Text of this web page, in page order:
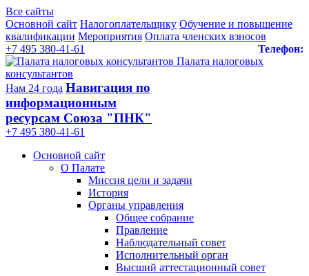
Все сайты
Основной сайт Налогоплательщику Обучение и повышение
квалификации Мероприятия Оплата членских взносов
Телефон:
+7 495 380-41-61
Палата налоговых
консультантов
Нам 24 года Навигация по
информационным
ресурсам Союза "ПНК"
+7 495 380‑41‑61
Основной сайт
О Палате
Миссия цели и задачи
История
Органы управления
Общее собрание
Правление
Наблюдательный совет
Исполнительный орган
Высший аттестационный совет